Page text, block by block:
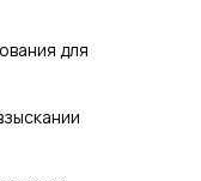
для